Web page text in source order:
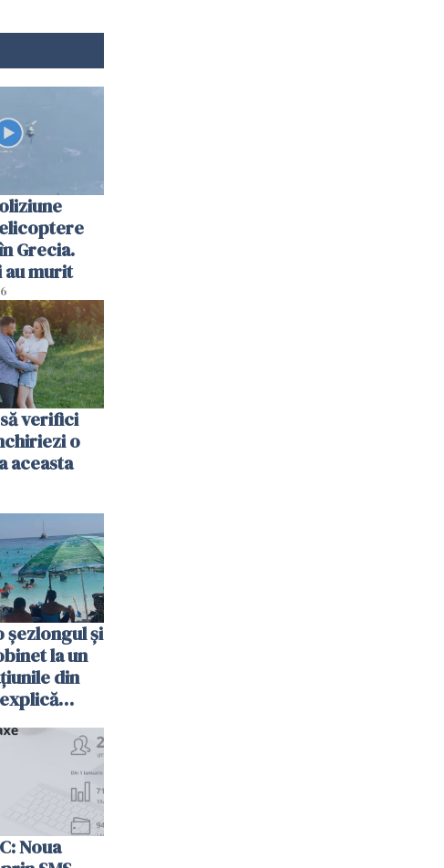
Grecia.
au murit
verifici
o
aceasta
șezlongul și
la un
din
Noua